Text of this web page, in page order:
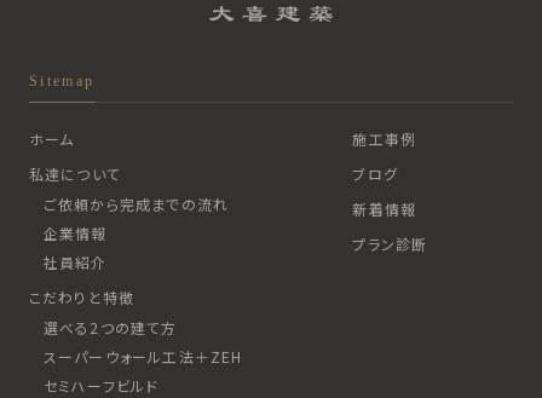
Sitemap
ホーム
私達について
ご依頼から完成までの流れ
企業情報
社員紹介
こだわりと特徴
選べる2つの建て方
スーパーウォール工法＋ZEH
セミハーフビルド
施工事例
ブログ
新着情報
プラン診断